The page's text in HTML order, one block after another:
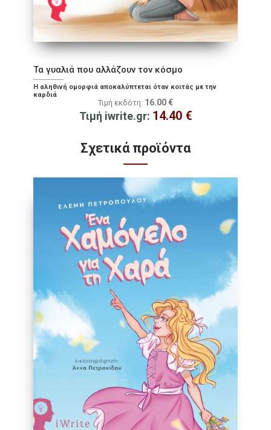
Τα γυαλιά που αλλάζουν τον κόσμο
Η αληθινή ομορφιά αποκαλύπτεται όταν κοιτάς με την
καρδιά
Τιμή εκδότη: 16.00 €
Τιμή iwrite.gr: 14.40 €
Σχετικά προϊόντα